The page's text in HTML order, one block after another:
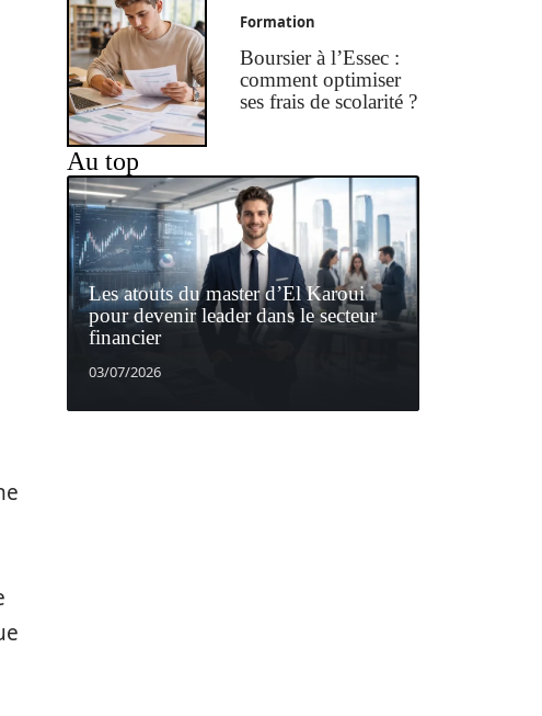
Formation
Boursier à l’Essec :
comment optimiser
ses frais de scolarité ?
Au top
Les atouts du master d’El Karoui
pour devenir leader dans le secteur
financier
03/07/2026